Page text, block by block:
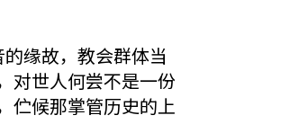
缘故，教会群体当
对世人何尝不是一份
伫候那掌管历史的上